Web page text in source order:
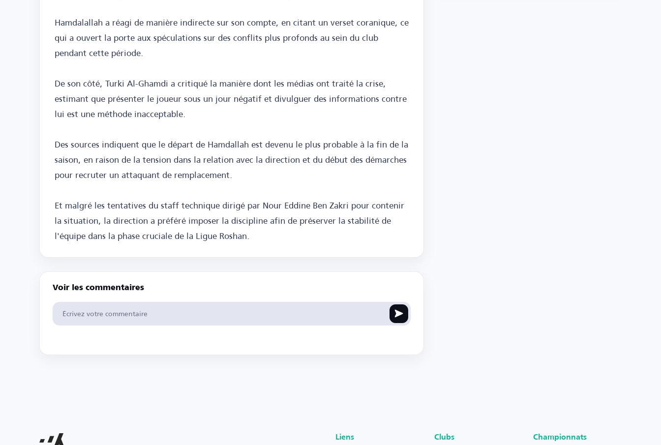
Hamdalallah a réagi de manière indirecte sur son compte, en citant un verset coranique, ce
qui a ouvert la porte aux spéculations sur des conflits plus profonds au sein du club
pendant cette période.
De son côté, Turki Al-Ghamdi a critiqué la manière dont les médias ont traité la crise,
estimant que présenter le joueur sous un jour négatif et divulguer des informations contre
lui est une méthode inacceptable.
Des sources indiquent que le départ de Hamdallah est devenu le plus probable à la fin de la
saison, en raison de la tension dans la relation avec la direction et du début des démarches
pour recruter un attaquant de remplacement.
Et malgré les tentatives du staff technique dirigé par Nour Eddine Ben Zakri pour contenir
la situation, la direction a préféré imposer la discipline afin de préserver la stabilité de
l'équipe dans la phase cruciale de la Ligue Roshan.
Voir les commentaires
Liens Clubs Championnats